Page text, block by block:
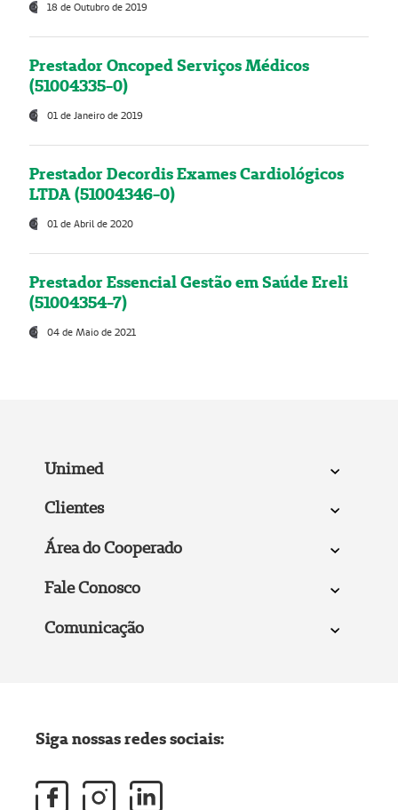
18 de Outubro de 2019
Prestador Oncoped Serviços Médicos
(51004335-0)
01 de Janeiro de 2019
Prestador Decordis Exames Cardiológicos
LTDA (51004346-0)
01 de Abril de 2020
Prestador Essencial Gestão em Saúde Ereli
(51004354-7)
04 de Maio de 2021
Unimed
Clientes
Área do Cooperado
Fale Conosco
Comunicação
Siga nossas redes sociais: